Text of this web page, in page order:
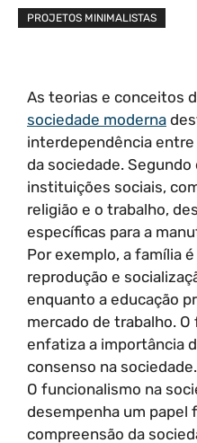
PROJETOS MINIMALISTAS
As teorias e conceitos
sociedade moderna
interdependência
da sociedade.
instituições sociais,
religião e o trabalho,
específicas para a
Por exemplo, a família
reprodução e
enquanto a educação
mercado de trabalho.
enfatiza a importância
consenso na sociedade.
O funcionalismo na
desempenha um papel
compreensão da